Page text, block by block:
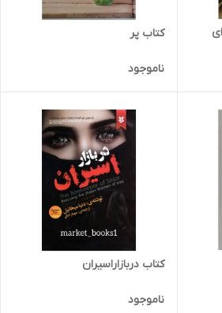
کتاب پر
ناموجود
کتاب دربازاراسیران
ناموجود